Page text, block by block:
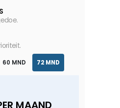
60 MND 72 MND
MAAND